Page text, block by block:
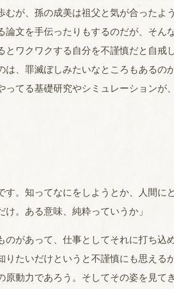
が、孫の成美は祖父と気が合ったよ
文を手伝ったりもするのだが、そん
ワクワクする自分を不謹慎だと自戒
は、罪滅ぼしみたいなところもあるの
てる基礎研究やシミュレーションが
す。知ってなにをしようとか、人間に
。ある意味、純粋っていうか」
があって、仕事としてそれに打ち込
たいだけというと不謹慎にも思える
原動力であろう。そしてその姿を見て